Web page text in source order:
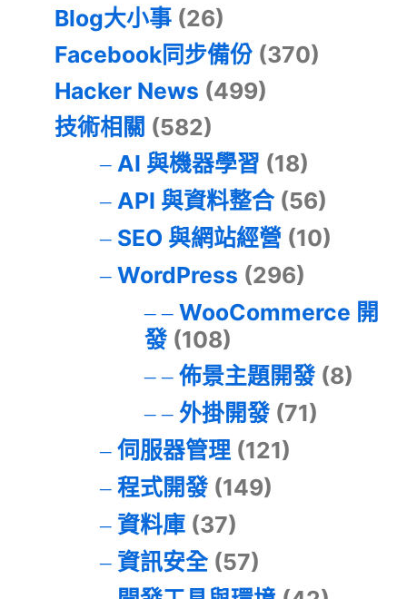
Blog大小事 (26)
Facebook同步備份 (370)
Hacker News (499)
技術相關 (582)
AI 與機器學習 (18)
API 與資料整合(56)
SEO 與網站經營 (10)
WordPress (296)
WooCommerce 開
發(108)
佈景主題開發(8)
外掛開發(71)
伺服器管理(121)
程式開發(149)
資料庫(37)
資訊安全(57)